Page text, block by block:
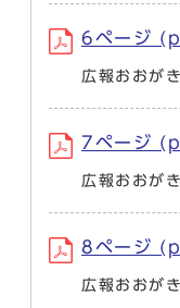
6ページ
広報おおが
7ページ
広報おおが
8ページ
広報おおが